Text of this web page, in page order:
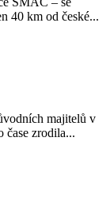
40 km od české...
majitelů v
čase zrodila...